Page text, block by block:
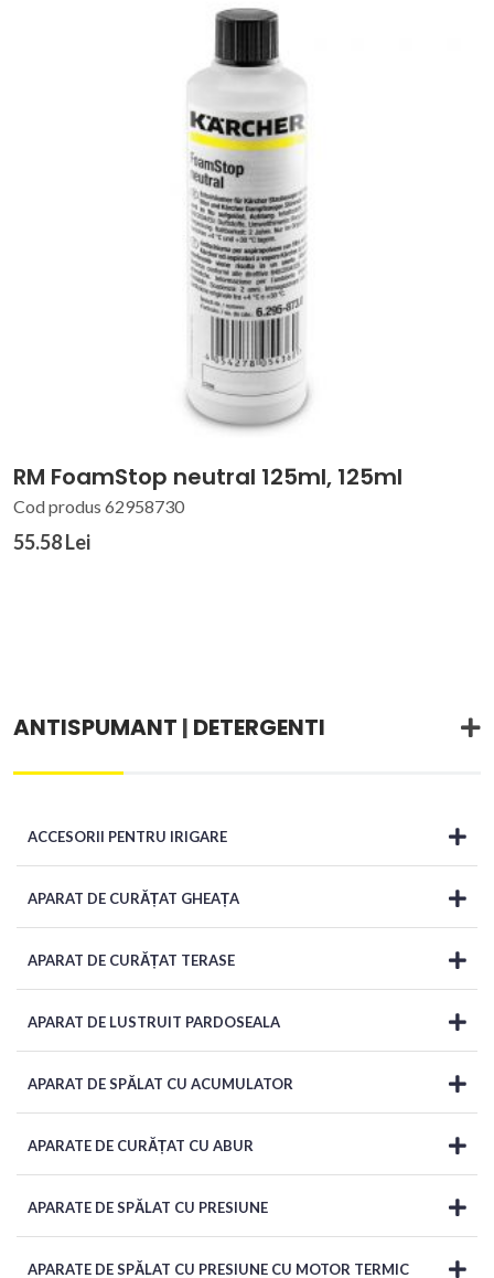
RM FoamStop neutral 125ml, 125ml
Cod produs 62958730
55.58 Lei
ANTISPUMANT | DETERGENTI
ACCESORII PENTRU IRIGARE
APARAT DE CURĂȚAT GHEAȚA
APARAT DE CURĂȚAT TERASE
APARAT DE LUSTRUIT PARDOSEALA
APARAT DE SPĂLAT CU ACUMULATOR
APARATE DE CURĂȚAT CU ABUR
APARATE DE SPĂLAT CU PRESIUNE
APARATE DE SPĂLAT CU PRESIUNE CU MOTOR TERMIC